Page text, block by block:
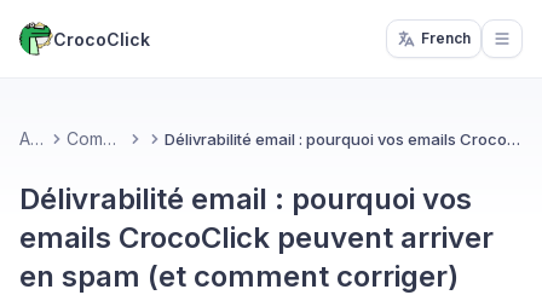
CrocoClick French
Accueil Communication Délivrabilité email : pourquoi vos emails CrocoClick peuvent arriver en spam (et comment corriger)
Délivrabilité email : pourquoi vos
emails CrocoClick peuvent arriver
en spam (et comment corriger)